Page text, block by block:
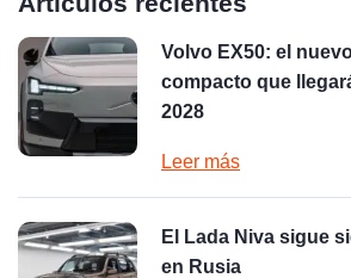
Volvo EX50: el
compacto que
2028
Leer más
El Lada Niva sigue
en Rusia